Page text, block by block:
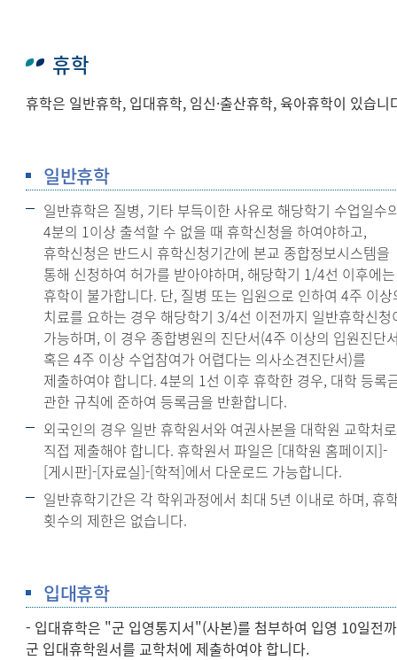
휴학
휴학은 일반휴학, 입대휴학, 임신·출산휴학, 육아휴학이 있습니
일반휴학
일반휴학은 질병, 기타 부득이한 사유로 해당학기 수업일수
4분의 1이상 출석할 수 없을 때 휴학신청을 하여야하고,
휴학신청은 반드시 휴학신청기간에 본교 종합정보시스템을
통해 신청하여 허가를 받아야하며, 해당학기 1/4선 이후에는
휴학이 불가합니다. 단, 질병 또는 입원으로 인하여 4주 이상
치료를 요하는 경우 해당학기 3/4선 이전까지 일반휴학신청
가능하며, 이 경우 종합병원의 진단서(4주 이상의 입원진단
혹은 4주 이상 수업참여가 어렵다는 의사소견진단서)를
제출하여야 합니다. 4분의 1선 이후 휴학한 경우, 대학 등록
관한 규칙에 준하여 등록금을 반환합니다.
외국인의 경우 일반 휴학원서와 여권사본을 대학원 교학처로
직접 제출해야 합니다. 휴학원서 파일은 [대학원 홈페이지]-
[게시판]-[자료실]-[학적]에서 다운로드 가능합니다.
일반휴학기간은 각 학위과정에서 최대 5년 이내로 하며, 휴
횟수의 제한은 없습니다.
입대휴학
- 입대휴학은 "군 입영통지서"(사본)를 첨부하여 입영 10일전
군 입대휴학원서를 교학처에 제출하여야 합니다.